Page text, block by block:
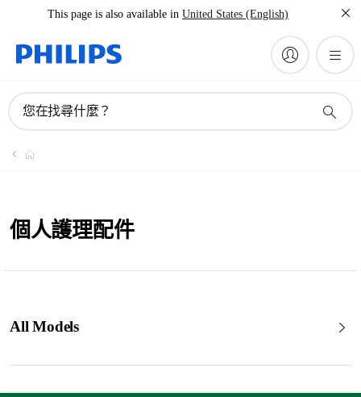
This page is also available in United States (English)
您在找尋什麼？
個人護理配件
All Models